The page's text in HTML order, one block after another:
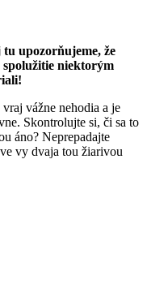
upozorňujeme, že
niektorým
vážne nehodia a je
Skontrolujte si, či sa to
áno? Neprepadajte
vy dvaja tou žiarivou